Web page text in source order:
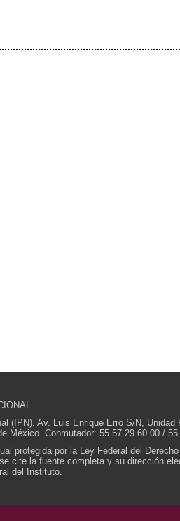
(IPN). Av. Luis Enrique Erro S/N,
México. Conmutador: 55 57 29 60 00 / 55
protegida por la Ley Federal del
cite la fuente completa y su dirección
del Instituto.